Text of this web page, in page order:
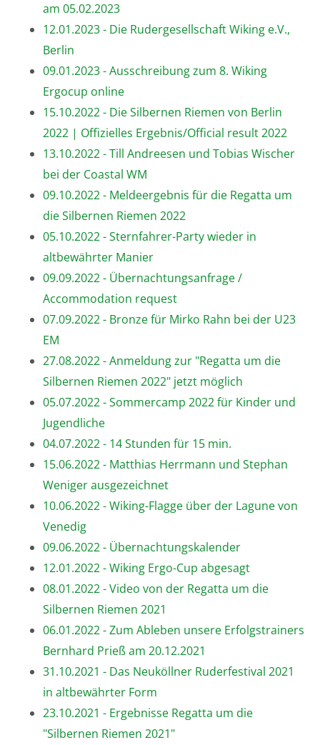
am 05.02.2023
12.01.2023 - Die Rudergesellschaft Wiking e.V.,
Berlin
09.01.2023 - Ausschreibung zum 8. Wiking
Ergocup online
15.10.2022 - Die Silbernen Riemen von Berlin
2022 | Offizielles Ergebnis/Official result 2022
13.10.2022 - Till Andreesen und Tobias Wischer
bei der Coastal WM
09.10.2022 - Meldeergebnis für die Regatta um
die Silbernen Riemen 2022
05.10.2022 - Sternfahrer-Party wieder in
altbewährter Manier
09.09.2022 - Übernachtungsanfrage /
Accommodation request
07.09.2022 - Bronze für Mirko Rahn bei der U23
EM
27.08.2022 - Anmeldung zur "Regatta um die
Silbernen Riemen 2022" jetzt möglich
05.07.2022 - Sommercamp 2022 für Kinder und
Jugendliche
04.07.2022 - 14 Stunden für 15 min.
15.06.2022 - Matthias Herrmann und Stephan
Weniger ausgezeichnet
10.06.2022 - Wiking-Flagge über der Lagune von
Venedig
09.06.2022 - Übernachtungskalender
12.01.2022 - Wiking Ergo-Cup abgesagt
08.01.2022 - Video von der Regatta um die
Silbernen Riemen 2021
06.01.2022 - Zum Ableben unsere Erfolgstrainers
Bernhard Prieß am 20.12.2021
31.10.2021 - Das Neuköllner Ruderfestival 2021
in altbewährter Form
23.10.2021 - Ergebnisse Regatta um die
"Silbernen Riemen 2021"